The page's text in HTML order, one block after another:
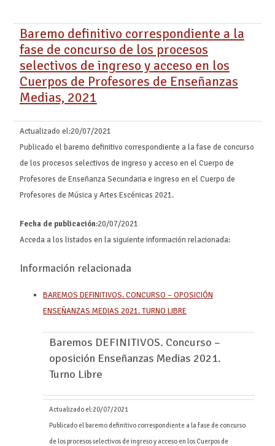
Baremo definitivo correspondiente a la
fase de concurso de los procesos
selectivos de ingreso y acceso en los
Cuerpos de Profesores de Enseñanzas
Medias, 2021
Actualizado el:20/07/2021
Publicado el baremo definitivo correspondiente a la fase de concurso
de los procesos selectivos de ingreso y acceso en el Cuerpo de
Profesores de Enseñanza Secundaria e ingreso en el Cuerpo de
Profesores de Música y Artes Escénicas 2021.
Fecha de publicación:20/07/2021
Acceda a los listados en la siguiente información relacionada:
Información relacionada
BAREMOS DEFINITIVOS. CONCURSO – OPOSICIÓN
ENSEÑANZAS MEDIAS 2021. TURNO LIBRE
Baremos DEFINITIVOS. Concurso –
oposición Enseñanzas Medias 2021.
Turno Libre
Actualizado el:20/07/2021
Publicado el baremo definitivo correspondiente a la fase de concurso
de los procesos selectivos de ingreso y acceso en los Cuerpos de